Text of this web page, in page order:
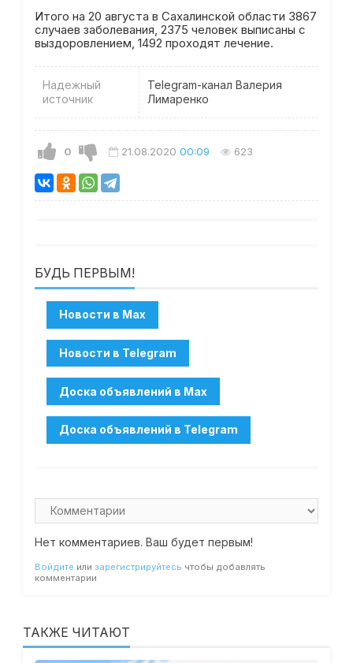
Итого на 20 августа в Сахалинской области 3867
случаев заболевания, 2375 человек выписаны с
выздоровлением, 1492 проходят лечение.
Надежный
источник
Telegram-канал Валерия
Лимаренко
0 21.08.2020 00:09 623
БУДЬ ПЕРВЫМ!
Нет комментариев. Ваш будет первым!
Войдите или зарегистрируйтесь чтобы добавлять
комментарии
ТАКЖЕ ЧИТАЮТ